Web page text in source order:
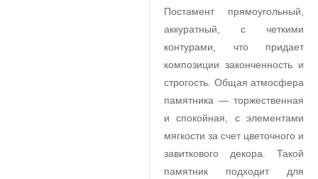
Постамент прямоугольный,
аккуратный, с четкими
контурами, что придает
композиции законченность и
строгость. Общая атмосфера
памятника — торжественная
и спокойная, с элементами
мягкости за счет цветочного и
завиткового декора. Такой
памятник подходит для